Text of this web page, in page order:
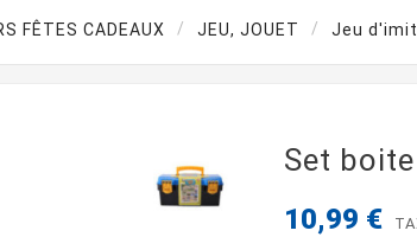
FÊTES CADEAUX JEU, JOUET Jeu
Set
10,99 €